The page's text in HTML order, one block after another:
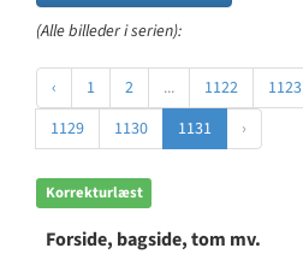
(Alle billeder i serien):
‹ 1 2 ... 1122 1123
1129
1130 1131 ›
Korrekturlæst
Forside, bagside, tom mv.